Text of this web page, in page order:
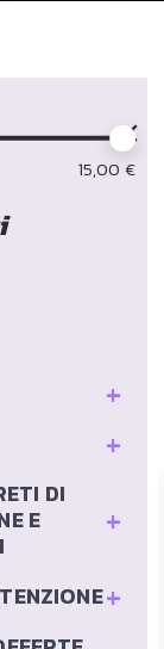
15,00 €
+
+
+
DI
E
+